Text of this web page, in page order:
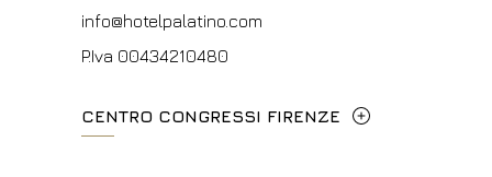
info@hotelpalatino.com
P.Iva 00434210480
CENTRO CONGRESSI FIRENZE